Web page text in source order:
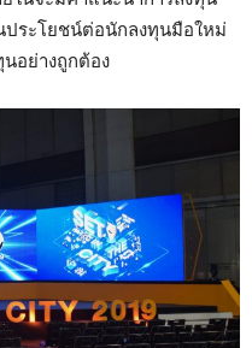
ประโยชน์ต่อนักลงทุนมือใหม่
อย่างถูกต้อง